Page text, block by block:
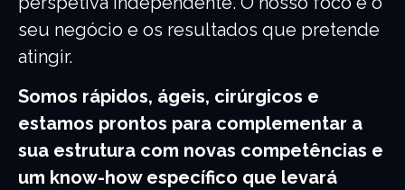
seu negócio e os resultados que pretende
atingir.
Somos rápidos, ágeis, cirúrgicos e
estamos prontos para complementar a
sua estrutura com novas competências e
um know-how específico que levará